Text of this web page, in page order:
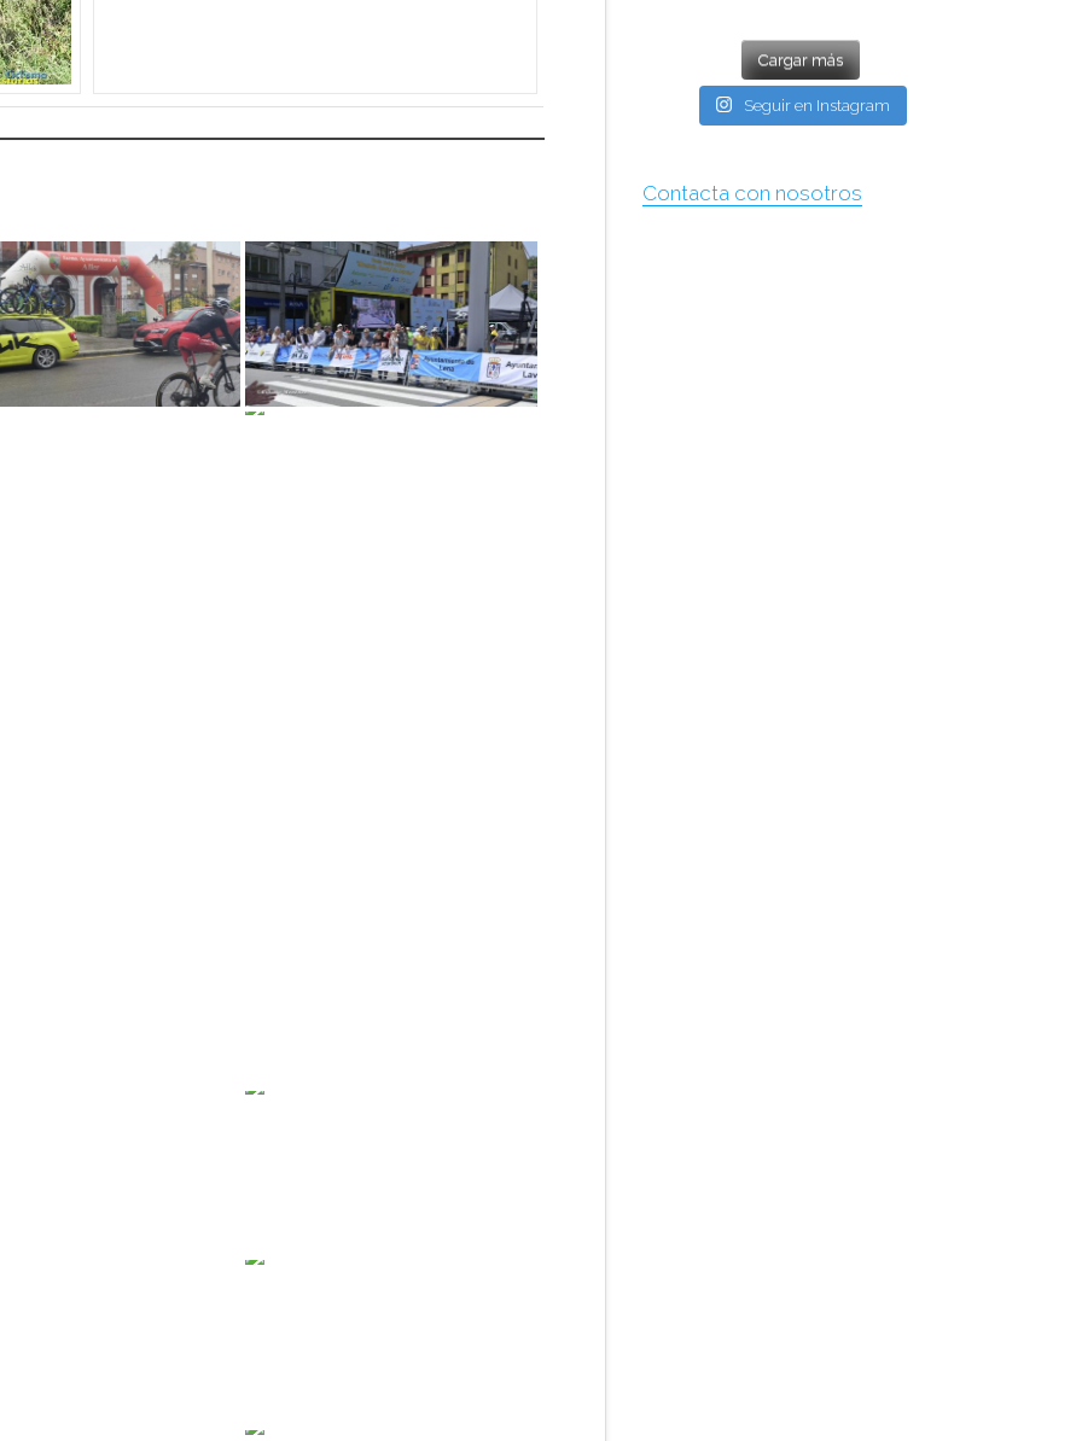
Cargar más
Seguir en Instagram
Contacta con nosotros